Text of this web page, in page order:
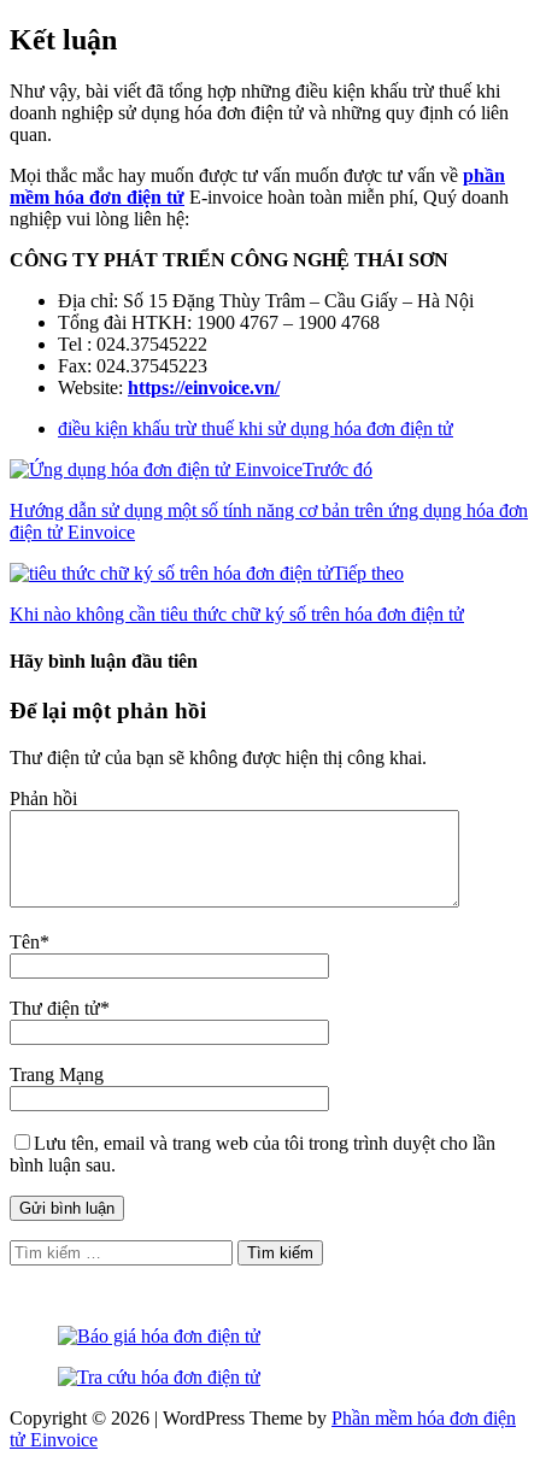
Kết luận
Như vậy, bài viết đã tổng hợp những điều kiện khấu trừ thuế khi
doanh nghiệp sử dụng hóa đơn điện tử và những quy định có liên
quan.
Mọi thắc mắc hay muốn được tư vấn muốn được tư vấn về phần
mềm hóa đơn điện tử E-invoice hoàn toàn miễn phí, Quý doanh
nghiệp vui lòng liên hệ:
CÔNG TY PHÁT TRIỂN CÔNG NGHỆ THÁI SƠN
Địa chỉ: Số 15 Đặng Thùy Trâm – Cầu Giấy – Hà Nội
Tổng đài HTKH: 1900 4767 – 1900 4768
Tel : 024.37545222
Fax: 024.37545223
Website: https://einvoice.vn/
điều kiện khấu trừ thuế khi sử dụng hóa đơn điện tử
Trước đó
Hướng dẫn sử dụng một số tính năng cơ bản trên ứng dụng hóa đơn
điện tử Einvoice
Tiếp theo
Khi nào không cần tiêu thức chữ ký số trên hóa đơn điện tử
Hãy bình luận đầu tiên
Để lại một phản hồi
Thư điện tử của bạn sẽ không được hiện thị công khai.
Phản hồi
Tên*
Thư điện tử*
Trang Mạng
Lưu tên, email và trang web của tôi trong trình duyệt cho lần
bình luận sau.
Tìm
kiếm
Copyright © 2026 | WordPress Theme by Phần mềm hóa đơn điện
tử Einvoice